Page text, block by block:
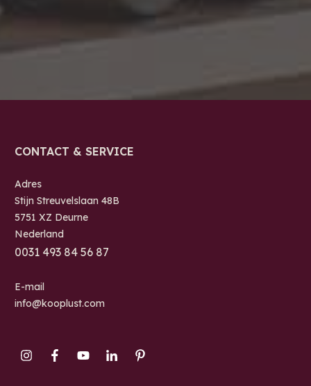
CONTACT & SERVICE
Adres
Stijn Streuvelslaan 48B
5751 XZ Deurne
Nederland
0031 493 84 56 87
E-mail
info@kooplust.com